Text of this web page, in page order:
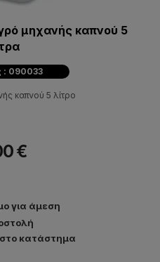
μηχανής καπνού 5
: 090033
καπνού 5 λίτρο
€
για άμεση
στο κατάστημα